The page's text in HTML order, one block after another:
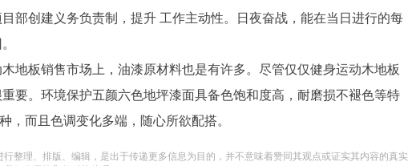
部创建义务负责制，提升 工作主动性。日夜奋战，能在当日进行的每
地板销售市场上，油漆原材料也是有许多。尽管仅仅健身运动木地板
要。环境保护五颜六色地坪漆面具备色饱和度高，耐磨损不褪色等特
，而且色调变化多端，随心所欲配搭。
整理、排版、编辑，是出于传递更多信息为目的，并不意味着赞同其观点或证实其内容的真实